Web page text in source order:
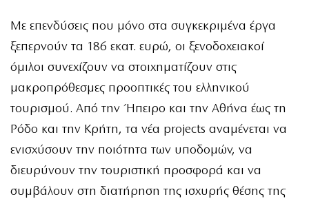
Με επενδύσεις που μόνο στα συγκεκριμένα έργα
ξεπερνούν τα 186 εκατ. ευρώ, οι ξενοδοχειακοί
όμιλοι συνεχίζουν να στοιχηματίζουν στις
μακροπρόθεσμες προοπτικές του ελληνικού
τουρισμού. Από την Ήπειρο και την Αθήνα έως τη
Ρόδο και την Κρήτη, τα νέα projects αναμένεται να
ενισχύσουν την ποιότητα των υποδομών, να
διευρύνουν την τουριστική προσφορά και να
συμβάλουν στη διατήρηση της ισχυρής θέσης της